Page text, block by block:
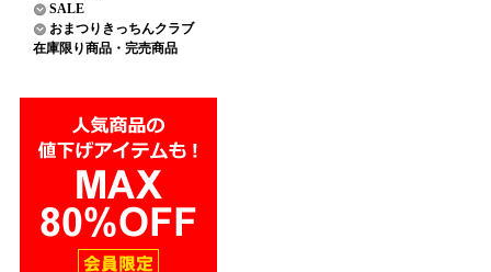
SALE
おまつりきっちんクラブ
在庫限り商品・完売商品